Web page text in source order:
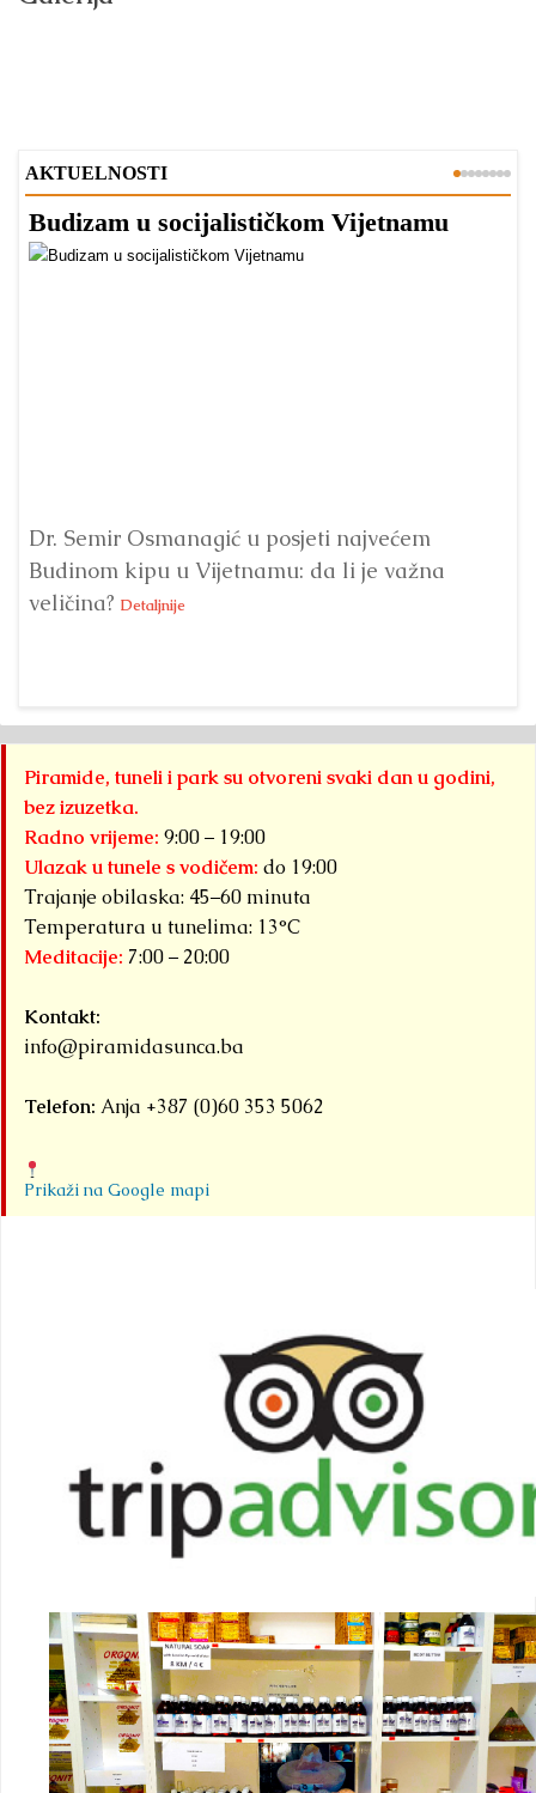
AKTUELNOSTI
Budizam u socijalističkom Vijetnamu
Dr. Semir Osmanagić u posjeti najvećem
Budinom kipu u Vijetnamu: da li je važna
veličina? Detaljnije
Piramide, tuneli i park su otvoreni svaki dan u godini,
bez izuzetka.
Radno vrijeme: 9:00 – 19:00
Ulazak u tunele s vodičem: do 19:00
Trajanje obilaska: 45–60 minuta
Temperatura u tunelima: 13°C
Meditacije: 7:00 – 20:00
Kontakt:
info@piramidasunca.ba
Telefon: Anja +387 (0)60 353 5062
Prikaži na Google mapi